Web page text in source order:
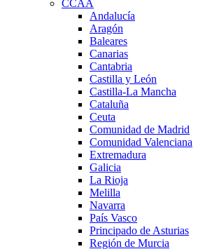
CCAA
Andalucía
Aragón
Baleares
Canarias
Cantabria
Castilla y León
Castilla-La Mancha
Cataluña
Ceuta
Comunidad de Madrid
Comunidad Valenciana
Extremadura
Galicia
La Rioja
Melilla
Navarra
País Vasco
Principado de Asturias
Región de Murcia